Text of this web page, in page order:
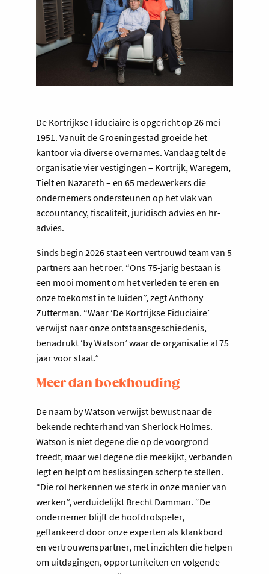
De Kortrijkse Fiduciaire is opgericht op 26 mei
1951. Vanuit de Groeningestad groeide het
kantoor via diverse overnames. Vandaag telt de
organisatie vier vestigingen – Kortrijk, Waregem,
Tielt en Nazareth – en 65 medewerkers die
ondernemers ondersteunen op het vlak van
accountancy, fiscaliteit, juridisch advies en hr-
advies.
Sinds begin 2026 staat een vertrouwd team van 5
partners aan het roer. “Ons 75-jarig bestaan is
een mooi moment om het verleden te eren en
onze toekomst in te luiden”, zegt Anthony
Zutterman. “Waar ‘De Kortrijkse Fiduciaire’
verwijst naar onze ontstaansgeschiedenis,
benadrukt ‘by Watson’ waar de organisatie al 75
jaar voor staat.”
Meer dan boekhouding
De naam by Watson verwijst bewust naar de
bekende rechterhand van Sherlock Holmes.
Watson is niet degene die op de voorgrond
treedt, maar wel degene die meekijkt, verbanden
legt en helpt om beslissingen scherp te stellen.
“Die rol herkennen we sterk in onze manier van
werken”, verduidelijkt Brecht Damman. “De
ondernemer blijft de hoofdrolspeler,
geflankeerd door onze experten als klankbord
en vertrouwenspartner, met inzichten die helpen
om uitdagingen, opportuniteiten en volgende